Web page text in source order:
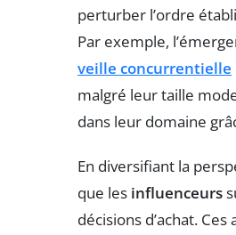
perturber l’ordre
Par exemple,
veille concurrentielle
malgré leur taille
dans leur domaine
En diversifiant la
que les influenceurs
décisions d’achat.